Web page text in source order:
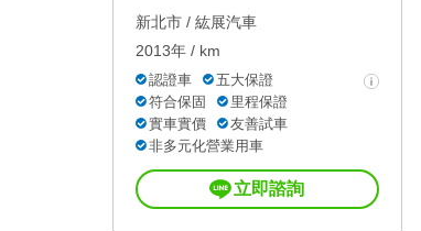
新北市 / 紘展汽車
2013年 / km
認證車
五大保證
符合保固
里程保證
實車實價
友善試車
非多元化營業用車
立即諮詢